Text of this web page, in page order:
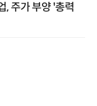
, 주가 부양 '총력